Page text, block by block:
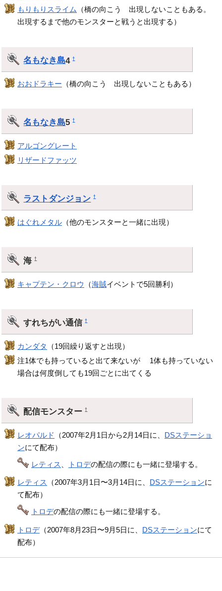
もりもりスライム （橋の向こう 出現しないこともある。
出現するまで他のモンスターと戦うと出現する）
名もなき島4†
おおドラキー （橋の向こう 出現しないこともある）
名もなき島5†
アルゴングレート
リザードファッツ
ラストダンジョン †
はぐれメタル （他のモンスターと一緒に出現）
海†
キャプテン・クロウ （海賊イベントで5回勝利）
すれちがい通信†
カンダタ
（19回繰り返すと出現）
注1体でも持っていると出て来ないが 1体も持っていない
場合は何度倒しても19回ごとに出てくる
配信モンスター†
レオパルド （2007年2月1日から2月14日に、 DSステーショ
ンにて配布）
レティス
トロデの配信の際にも一緒に登場する。
レティス （2007年3月1日〜3月14日に、 DSステーションに
て配布）
トロデの配信の際にも一緒に登場する。
トロデ（2007年8月23日〜9月5日に、 DSステーションにて
配布）